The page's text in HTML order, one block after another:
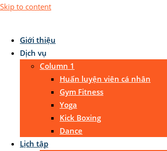
Skip to content
Giới thiệu
Dịch vụ
Column 1
Huấn luyện viên cá nhân
Gym Fitness
Yoga
Kick Boxing
Dance
Lịch tập